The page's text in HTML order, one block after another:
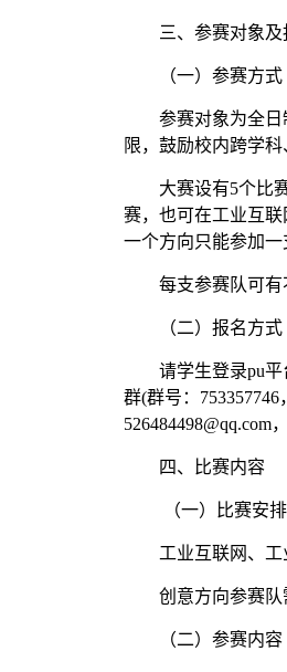
三、参赛对象
（一）参赛方式
参赛对象为全
限，鼓励校内跨学
大赛设有5个比
赛，也可在工业互
一个方向只能参加
每支参赛队可
（二）报名方式
请学生登录pu
群(群号：
四、比赛内容
（一）比赛安排
工业互联网、
创意方向参赛
（二）参赛内容